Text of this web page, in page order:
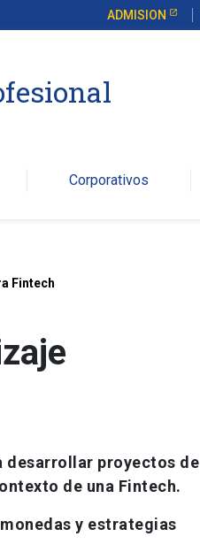
ADMISION
Corporativos
Fintech
desarrollar proyectos de
de una Fintech.
y estrategias